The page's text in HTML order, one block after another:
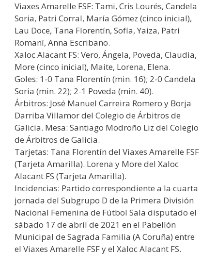
Viaxes Amarelle FSF: Tami, Cris Lourés, Candela
Soria, Patri Corral, María Gómez (cinco inicial),
Lau Doce, Tana Florentín, Sofía, Yaiza, Patri
Romaní, Anna Escribano.
Xaloc Alacant FS: Vero, Ángela, Poveda, Claudia,
More (cinco inicial), Maite, Lorena, Elena.
Goles: 1-0 Tana Florentín (min. 16); 2-0 Candela
Soria (min. 22); 2-1 Poveda (min. 40).
Árbitros: José Manuel Carreira Romero y Borja
Darriba Villamor del Colegio de Árbitros de
Galicia. Mesa: Santiago Modroño Liz del Colegio
de Árbitros de Galicia.
Tarjetas: Tana Florentín del Viaxes Amarelle FSF
(Tarjeta Amarilla). Lorena y More del Xaloc
Alacant FS (Tarjeta Amarilla).
Incidencias: Partido correspondiente a la cuarta
jornada del Subgrupo D de la Primera División
Nacional Femenina de Fútbol Sala disputado el
sábado 17 de abril de 2021 en el Pabellón
Municipal de Sagrada Familia (A Coruña) entre
el Viaxes Amarelle FSF y el Xaloc Alacant FS.